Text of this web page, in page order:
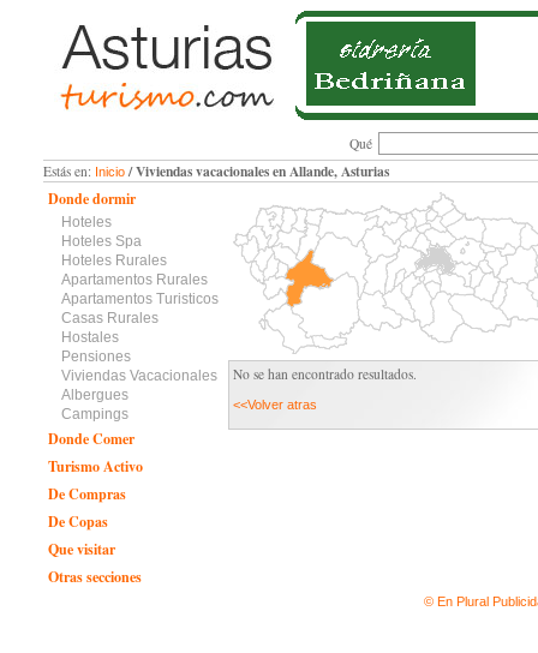
Qué
Estás en: Inicio/ Viviendas vacacionales en Allande, Asturias
Donde dormir
Hoteles
Hoteles Spa
Hoteles Rurales
Apartamentos Rurales
Apartamentos Turisticos
Casas Rurales
Hostales
Pensiones
Viviendas Vacacionales
Albergues
Campings
Donde Comer
Turismo Activo
De Compras
De Copas
Que visitar
Otras secciones
No se han encontrado resultados.
<<Volver atras
© En Plural